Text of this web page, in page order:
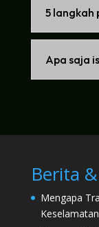
5 langkah
Apa saja
Berita
Mengapa